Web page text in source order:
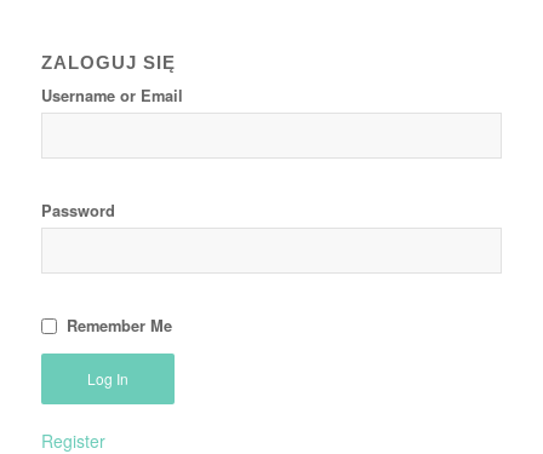
ZALOGUJ SIĘ
Username or Email
Password
Remember Me
Register